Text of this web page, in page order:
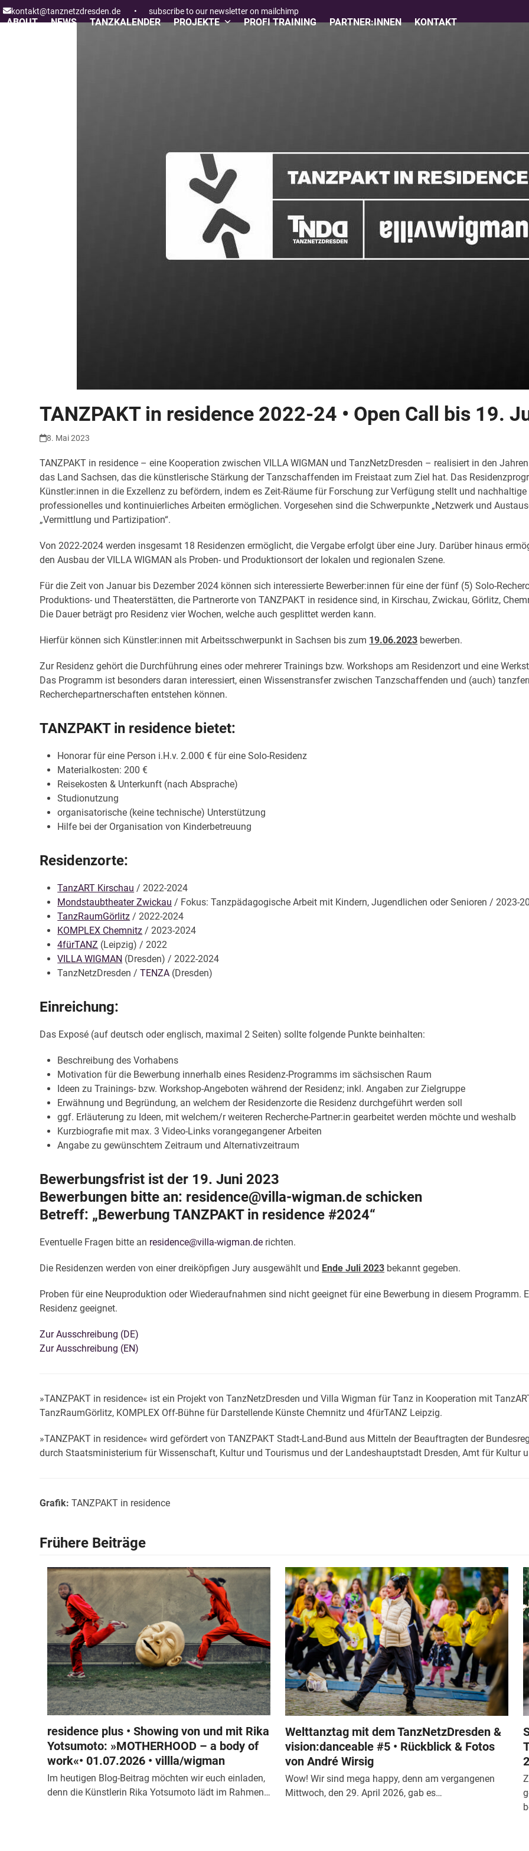
Skip
to
kontakt@tanznetzdresden.de • subscribe to our newsletter on mailchimp
ABOUT NEWS TANZKALENDER PROJEKTE PROFI TRAINING PARTNER:INNEN KONTAKT
TANZPAKT in residence 2022-24 • Open Call bis 19.
8. Mai 2023
TANZPAKT in residence – eine Kooperation zwischen VILLA WIGMAN und TanzNetzDresden – realisiert in den
das Land Sachsen, das die künstlerische Stärkung der Tanzschaffenden im Freistaat zum Ziel hat. Das
Künstler:innen in die Exzellenz zu befördern, indem es Zeit-Räume für Forschung zur Verfügung stellt und
professionelles und kontinuierliches Arbeiten ermöglichen. Vorgesehen sind die Schwerpunkte „Netzwerk und
„Vermittlung und Partizipation“.
Von 2022-2024 werden insgesamt 18 Residenzen ermöglicht, die Vergabe erfolgt über eine Jury. Darüber hinaus
den Ausbau der VILLA WIGMAN als Proben- und Produktionsort der lokalen und regionalen Szene.
Für die Zeit von Januar bis Dezember 2024 können sich interessierte Bewerber:innen für eine der fünf (5) Solo-
Produktions- und Theaterstätten, die Partnerorte von TANZPAKT in residence sind, in Kirschau, Zwickau, Görlitz,
Die Dauer beträgt pro Residenz vier Wochen, welche auch gesplittet werden kann.
Hierfür können sich Künstler:innen mit Arbeitsschwerpunkt in Sachsen bis zum 19.06.2023 bewerben.
Zur Residenz gehört die Durchführung eines oder mehrerer Trainings bzw. Workshops am Residenzort und eine
Das Programm ist besonders daran interessiert, einen Wissenstransfer zwischen Tanzschaffenden und (auch)
Recherchepartnerschaften entstehen können.
TANZPAKT in residence bietet:
Honorar für eine Person i.H.v. 2.000 € für eine Solo-Residenz
Materialkosten: 200 €
Reisekosten & Unterkunft (nach Absprache)
Studionutzung
organisatorische (keine technische) Unterstützung
Hilfe bei der Organisation von Kinderbetreuung
Residenzorte:
TanzART Kirschau / 2022-2024
Mondstaubtheater Zwickau / Fokus: Tanzpädagogische Arbeit mit Kindern, Jugendlichen oder Senioren / 2023-
TanzRaumGörlitz / 2022-2024
KOMPLEX Chemnitz / 2023-2024
4fürTANZ (Leipzig) / 2022
VILLA WIGMAN (Dresden) / 2022-2024
TanzNetzDresden /TENZA (Dresden)
Einreichung:
Das Exposé (auf deutsch oder englisch, maximal 2 Seiten) sollte folgende Punkte beinhalten:
Beschreibung des Vorhabens
Motivation für die Bewerbung innerhalb eines Residenz-Programms im sächsischen Raum
Ideen zu Trainings- bzw. Workshop-Angeboten während der Residenz; inkl. Angaben zur Zielgruppe
Erwähnung und Begründung, an welchem der Residenzorte die Residenz durchgeführt werden soll
ggf. Erläuterung zu Ideen, mit welchem/r weiteren Recherche-Partner:in gearbeitet werden möchte und weshalb
Kurzbiografie mit max. 3 Video-Links vorangegangener Arbeiten
Angabe zu gewünschtem Zeitraum und Alternativzeitraum
Bewerbungsfrist ist der 19. Juni 2023
Bewerbungen bitte an: residence@villa-wigman.de schicken
Betreff: „Bewerbung TANZPAKT in residence #2024“
Eventuelle Fragen bitte an residence@villa-wigman.de richten.
Die Residenzen werden von einer dreiköpfigen Jury ausgewählt und Ende Juli 2023 bekannt gegeben.
Proben für eine Neuproduktion oder Wiederaufnahmen sind nicht geeignet für eine Bewerbung in diesem Programm.
Residenz geeignet.
Zur Ausschreibung (DE)
Zur Ausschreibung (EN)
»TANZPAKT in residence« ist ein Projekt von TanzNetzDresden und Villa Wigman für Tanz in Kooperation mit
TanzRaumGörlitz, KOMPLEX Off-Bühne für Darstellende Künste Chemnitz und 4fürTANZ Leipzig.
»TANZPAKT in residence« wird gefördert von TANZPAKT Stadt-Land-Bund aus Mitteln der Beauftragten der
durch Staatsministerium für Wissenschaft, Kultur und Tourismus und der Landeshauptstadt Dresden, Amt für Kultur
Grafik:TANZPAKT in residence
Frühere Beiträge
residence plus • Showing von und mit Rika
Yotsumoto: »MOTHERHOOD – a body of
work«• 01.07.2026 • villla/wigman
Im heutigen Blog-Beitrag möchten wir euch einladen,
denn die Künstlerin Rika Yotsumoto lädt im Rahmen…
Welttanztag mit dem TanzNetzDresden &
vision:danceable #5 • Rückblick & Fotos
von André Wirsig
Wow! Wir sind mega happy, denn am vergangenen
Mittwoch, den 29. April 2026, gab es…